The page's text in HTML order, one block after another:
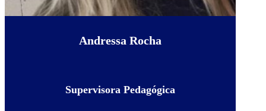
Andressa Rocha
Supervisora Pedagógica